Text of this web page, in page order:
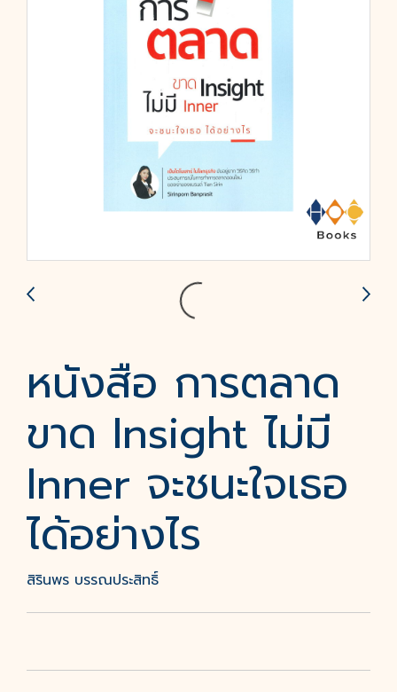
หนังสือ การตลาด
ขาด Insight ไม่มี
Inner จะชนะใจเธอ
ได้อย่างไร
สิรินพร บรรณประสิทธิ์